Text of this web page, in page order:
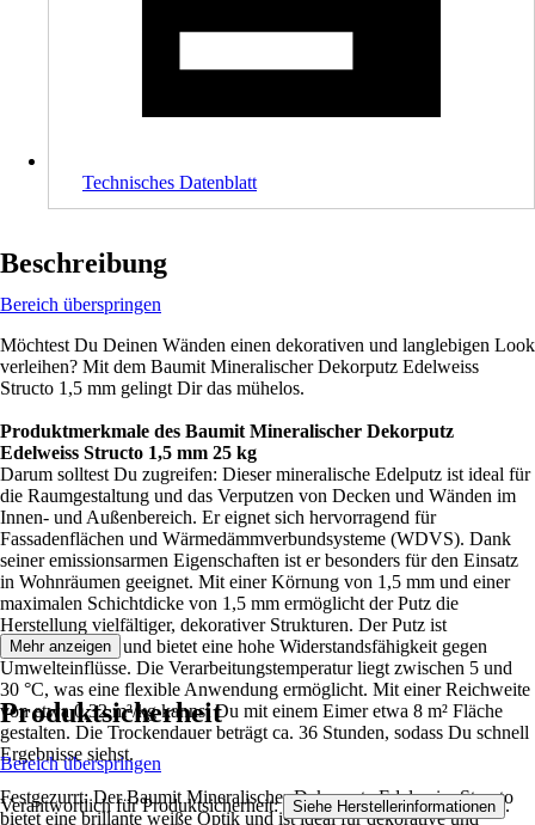
Technisches Datenblatt
Beschreibung
Bereich überspringen
Möchtest Du Deinen Wänden einen dekorativen und langlebigen Look
verleihen? Mit dem Baumit Mineralischer Dekorputz Edelweiss
Structo 1,5 mm gelingt Dir das mühelos.
Produktmerkmale des Baumit Mineralischer Dekorputz
Edelweiss Structo 1,5 mm 25 kg
Darum solltest Du zugreifen: Dieser mineralische Edelputz ist ideal für
die Raumgestaltung und das Verputzen von Decken und Wänden im
Innen- und Außenbereich. Er eignet sich hervorragend für
Fassadenflächen und Wärmedämmverbundsysteme (WDVS). Dank
seiner emissionsarmen Eigenschaften ist er besonders für den Einsatz
in Wohnräumen geeignet. Mit einer Körnung von 1,5 mm und einer
maximalen Schichtdicke von 1,5 mm ermöglicht der Putz die
Herstellung vielfältiger, dekorativer Strukturen. Der Putz ist
wetterbeständig und bietet eine hohe Widerstandsfähigkeit gegen
Umwelteinflüsse. Die Verarbeitungstemperatur liegt zwischen 5 und
30 °C, was eine flexible Anwendung ermöglicht. Mit einer Reichweite
von etwa 0,32 m²/kg kannst Du mit einem Eimer etwa 8 m² Fläche
gestalten. Die Trockendauer beträgt ca. 36 Stunden, sodass Du schnell
Ergebnisse siehst.
Festgezurrt: Der Baumit Mineralischer Dekorputz Edelweiss Structo
bietet eine brillante weiße Optik und ist ideal für dekorative und
Mehr anzeigen
Produktsicherheit
Bereich überspringen
Verantwortlich für Produktsicherheit: Siehe Herstellerinformationen .